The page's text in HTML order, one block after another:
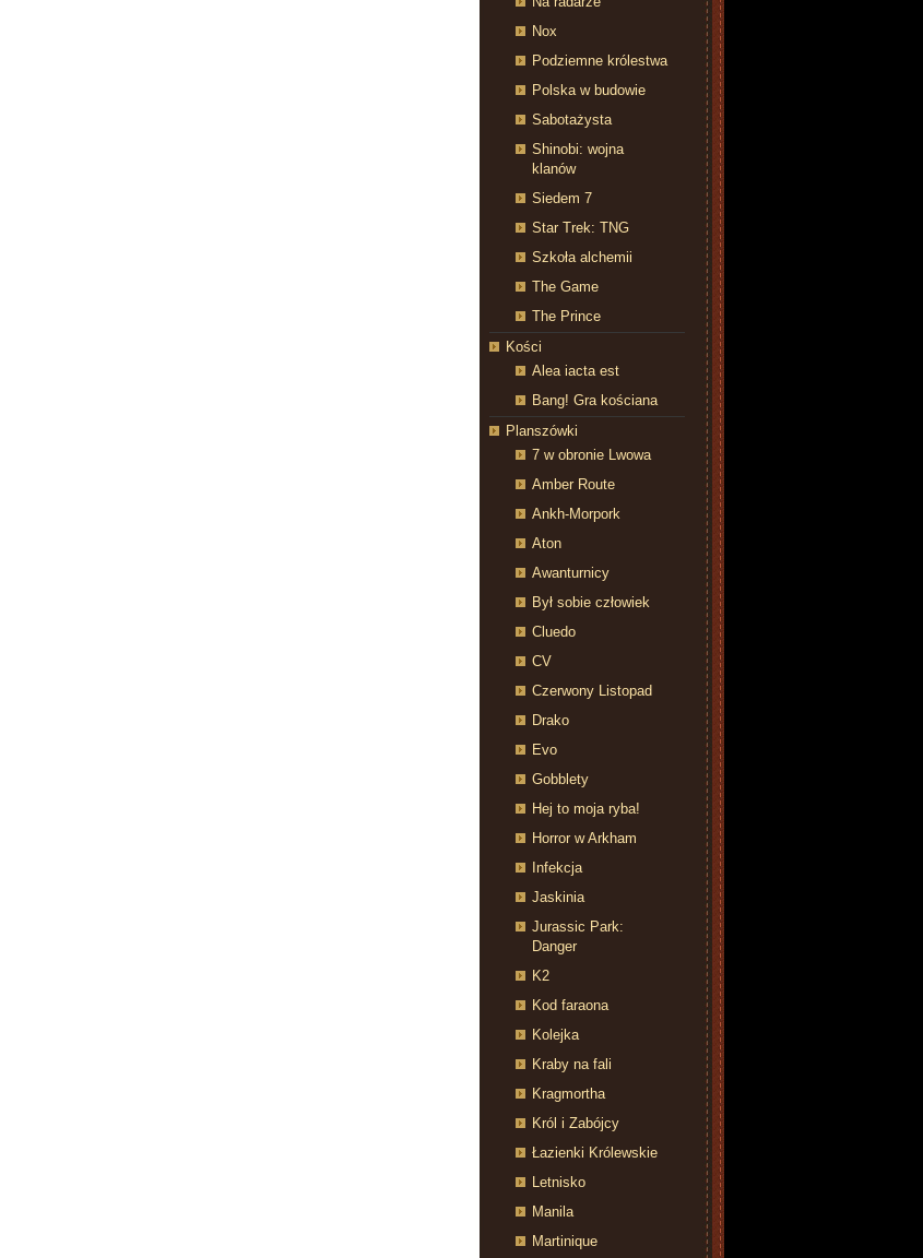
Nox
Podziemne królestwa
Polska w budowie
Sabotażysta
Shinobi: wojna
klanów
Siedem 7
Star Trek: TNG
Szkoła alchemii
The Game
The Prince
Kości
Alea iacta est
Bang! Gra kościana
Planszówki
7 w obronie Lwowa
Amber Route
Ankh-Morpork
Aton
Awanturnicy
Był sobie człowiek
Cluedo
CV
Czerwony Listopad
Drako
Evo
Gobblety
Hej to moja ryba!
Horror w Arkham
Infekcja
Jaskinia
Jurassic Park:
Danger
K2
Kod faraona
Kolejka
Kraby na fali
Kragmortha
Król i Zabójcy
Łazienki Królewskie
Letnisko
Manila
Martinique